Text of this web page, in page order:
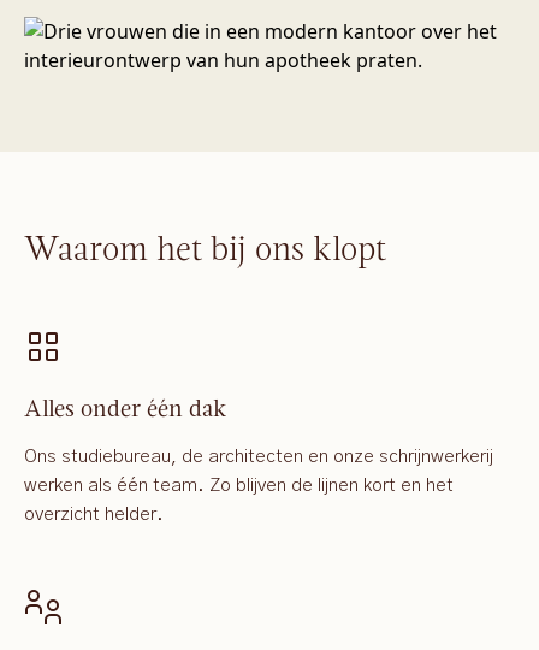
Waarom het bij ons klopt
Alles onder één dak
Ons studiebureau, de architecten en onze schrijnwerkerij
werken als één team. Zo blijven de lijnen kort en het
overzicht helder.